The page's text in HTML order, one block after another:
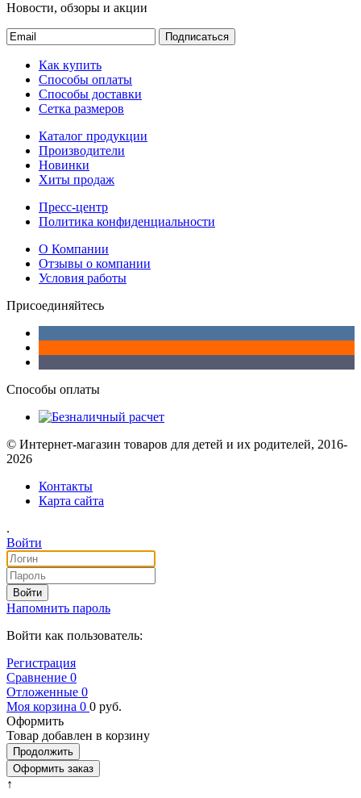
Новости, обзоры и акции
Подписаться
Как купить
Способы оплаты
Способы доставки
Сетка размеров
Каталог продукции
Производители
Новинки
Хиты продаж
Пресс-центр
Политика конфиденциальности
О Компании
Отзывы о компании
Условия работы
Присоединяйтесь
Способы оплаты
© Интернет-магазин товаров для детей и их родителей, 2016-
2026
Контакты
Карта сайта
.
Войти
Войти
Напомнить пароль
Войти как пользователь:
Регистрация
Сравнение 0
Отложенные 0
Моя корзина 0 0 руб.
Оформить
Товар добавлен в корзину
Продолжить
Оформить заказ
↑